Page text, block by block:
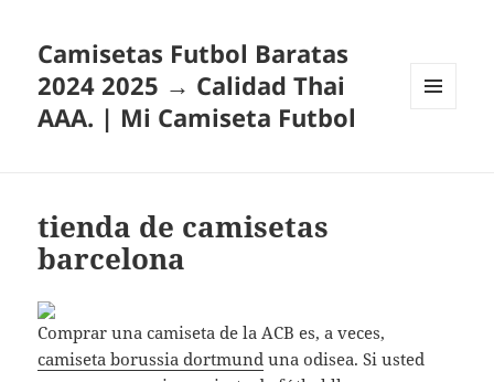
Camisetas Futbol Baratas
2024 2025 → Calidad Thai
AAA. | Mi Camiseta Futbol
tienda de camisetas
barcelona
Comprar una camiseta de la ACB es, a veces,
camiseta borussia dortmund una odisea. Si usted